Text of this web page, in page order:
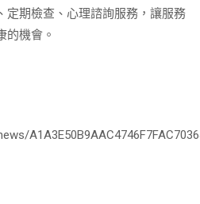
定期檢查、心理諮詢服務，讓服務
的機會。